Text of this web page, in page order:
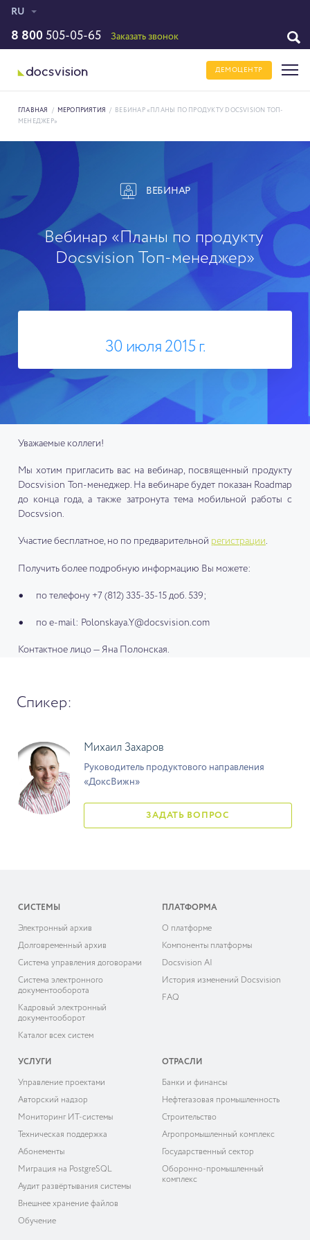
RU
8 800 505-05-65 Заказать звонок
ДЕМОЦЕНТР
ГЛАВНАЯ / МЕРОПРИЯТИЯ /
ВЕБИНАР «ПЛАНЫ ПО ПРОДУКТУ DOCSVISION ТОП-
МЕНЕДЖЕР»
ВЕБИНАР
Вебинар «Планы по продукту
Docsvision Топ-менеджер»
30 июля 2015 г.
Уважаемые коллеги!
Мы хотим пригласить вас на вебинар, посвященный продукту
Docsvision Топ-менеджер. На вебинаре будет показан Roadmap
до конца года, а также затронута тема мобильной работы с
Docsvsion.
Участие бесплатное, но по предварительной регистрации.
Получить более подробную информацию Вы можете:
по телефону +7 (812) 335-35-15 доб. 539;
по e-mail: Polonskaya.Y@docsvision.com
Контактное лицо — Яна Полонская.
Спикер:
Михаил Захаров
Руководитель продуктового направления
«ДоксВижн»
ЗАДАТЬ ВОПРОС
СИСТЕМЫ
Электронный архив
Долговременный архив
Система управления договорами
Система электронного
документооборота
Кадровый электронный
документооборот
Каталог всех систем
ПЛАТФОРМА
О платформе
Компоненты платформы
Docsvision AI
История изменений Docsvision
FAQ
УСЛУГИ
Управление проектами
Авторский надзор
Мониторинг ИТ-системы
Техническая поддержка
Абонементы
Миграция на PostgreSQL
Аудит развёртывания системы
Внешнее хранение файлов
Обучение
ОТРАСЛИ
Банки и финансы
Нефтегазовая промышленность
Строительство
Агропромышленный комплекс
Государственный сектор
Оборонно-промышленный
комплекс